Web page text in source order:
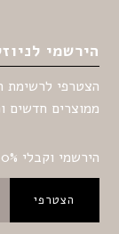
הירשמי
הצטרפי לרשימת
ממוצרים חדשים
הירשמי וקבלי 10% הנחה לקנייה